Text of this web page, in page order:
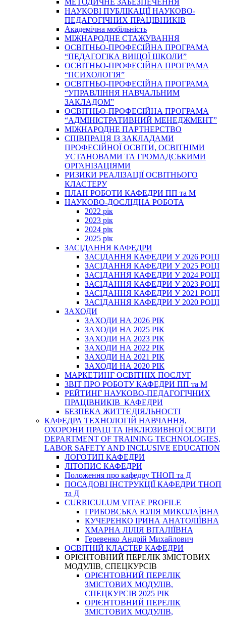
МЕТОДИЧНЕ ЗАБЕЗПЕЧЕННЯ
НАУКОВІ ПУБЛІКАЦІЇ НАУКОВО-
ПЕДАГОГІЧНИХ ПРАЦІВНИКІВ
Академічна мобільність
МІЖНАРОДНЕ СТАЖУВАННЯ
ОСВІТНЬО-ПРОФЕСІЙНА ПРОГРАМА
“ПЕДАГОГІКА ВИЩОЇ ШКОЛИ”
ОСВІТНЬО-ПРОФЕСІЙНА ПРОГРАМА
“ПСИХОЛОГІЯ”
ОСВІТНЬО-ПРОФЕСІЙНА ПРОГРАМА
“УПРАВЛІННЯ НАВЧАЛЬНИМ
ЗАКЛАДОМ”
ОСВІТНЬО-ПРОФЕСІЙНА ПРОГРАМА
“АДМІНІСТРАТИВНИЙ МЕНЕДЖМЕНТ”
МІЖНАРОДНЕ ПАРТНЕРСТВО
СПІВПРАЦЯ ІЗ ЗАКЛАДАМИ
ПРОФЕСІЙНОЇ ОСВІТИ, ОСВІТНІМИ
УСТАНОВАМИ ТА ГРОМАДСЬКИМИ
ОРГАНІЗАЦІЯМИ
РИЗИКИ РЕАЛІЗАЦІЇ ОСВІТНЬОГО
КЛАСТЕРУ
ПЛАН РОБОТИ КАФЕДРИ ПП та М
НАУКОВО-ДОСЛІДНА РОБОТА
2022 рік
2023 рік
2024 рік
2025 рік
ЗАСІДАННЯ КАФЕДРИ
ЗАСІДАННЯ КАФЕДРИ У 2026 РОЦІ
ЗАСІДАННЯ КАФЕДРИ У 2025 РОЦІ
ЗАСІДАННЯ КАФЕДРИ У 2024 РОЦІ
ЗАСІДАННЯ КАФЕДРИ У 2023 РОЦІ
ЗАСІДАННЯ КАФЕДРИ У 2021 РОЦІ
ЗАСІДАННЯ КАФЕДРИ У 2020 РОЦІ
ЗАХОДИ
ЗАХОДИ НА 2026 РІК
ЗАХОДИ НА 2025 РІК
ЗАХОДИ НА 2023 РІК
ЗАХОДИ НА 2022 РІК
ЗАХОДИ НА 2021 РІК
ЗАХОДИ НА 2020 РІК
МАРКЕТИНГ ОСВІТНІХ ПОСЛУГ
3BIT ПРО РОБОТУ КАФЕДРИ ПП та М
РЕЙТИНГ НАУКОВО-ПЕДАГОГІЧНИХ
ПРАЦІВНИКІВ КАФЕДРИ
БЕЗПЕКА ЖИТТЄДІЯЛЬНОСТІ
КАФЕДРА ТЕХНОЛОГІЙ НАВЧАННЯ,
ОХОРОНИ ПРАЦІ ТА ІНКЛЮЗИВНОЇ ОСВІТИ
DEPARTMENT OF TRAINING TECHNOLOGIES,
LABOR SAFETY AND INCLUSIVE EDUCATION
ЛОГОТИП КАФЕДРИ
ЛІТОПИС КАФЕДРИ
Положення про кафедру ТНОП та Д
ПОСАДОВІ ІНСТРУКЦІЇ КАФЕДРИ ТНОП
та Д
CURRICULUM VITAE PROFILE
ГРИБОВСЬКА ЮЛІЯ МИКОЛАЇВНА
КУЧЕРЕНКО ІРИНА АНАТОЛІЇВНА
ХМАРНА ЛІЛІЯ ВІТАЛІЇВНА
Геревенко Андрій Михайлович
ОСВІТНІЙ КЛАСТЕР КАФЕДРИ
ОРІЄНТОВНИЙ ПЕРЕЛІК ЗМІСТОВИХ
МОДУЛІВ, СПЕЦКУРСІВ
ОРІЄНТОВНИЙ ПЕРЕЛІК
ЗМІСТОВИХ МОДУЛІВ,
СПЕЦКУРСІВ 2025 РІК
ОРІЄНТОВНИЙ ПЕРЕЛІК
ЗМІСТОВИХ МОДУЛІВ,